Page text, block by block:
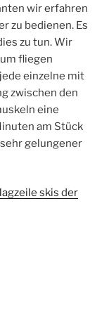
wir erfahren
zu bedienen. Es
zu tun. Wir
fliegen
einzelne mit
zwischen den
eine
am Stück
gelungener
skis der